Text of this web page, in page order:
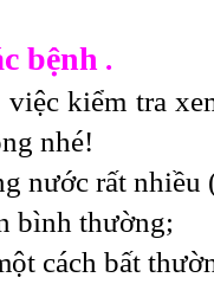
bệnh .
kiểm tra
nhé!
nước rất
bình thường;
cách bất